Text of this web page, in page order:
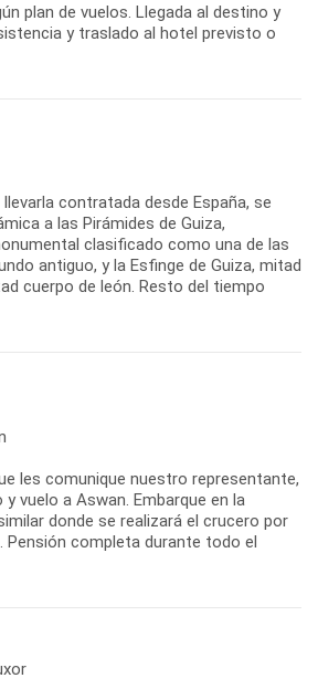
plan de vuelos. Llegada al destino y
y traslado al hotel previsto o
contratada desde España, se
a las Pirámides de Guiza,
clasificado como una de las
antiguo, y la Esfinge de Guiza, mitad
cuerpo de león. Resto del tiempo
les comunique nuestro representante,
vuelo a Aswan. Embarque en la
donde se realizará el crucero por
Pensión completa durante todo el